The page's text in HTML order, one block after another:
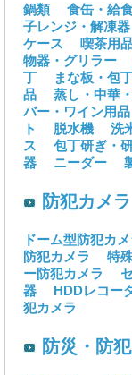
鍋類 食缶・給
子レンジ・解凍器
ケース
喫茶用
物器・グリラー
丁
まな板・包
品
蒸し・中華
バー・ワイン用品
ト
脱水機 洗
ス
包丁研ぎ・
器
ニーダー
防犯カメラ
ドーム型防犯カ
防犯カメラ
特
ー防犯カメラ
器
HDDレコー
犯カメラ
防災・防